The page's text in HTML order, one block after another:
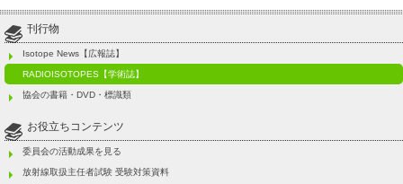
刊行物
Isotope News【広報誌】
RADIOISOTOPES【学術誌】
協会の書籍・DVD・標識類
お役立ちコンテンツ
委員会の活動成果を見る
放射線取扱主任者試験 受験対策資料